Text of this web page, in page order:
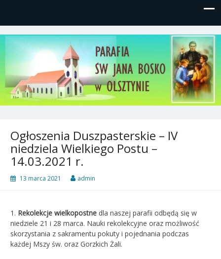
Parafia św, Jana Bosko w
Olsztynie
Gutkowo, ul. Żółkiewskiego 1
Ogłoszenia Duszpasterskie – IV
niedziela Wielkiego Postu –
14.03.2021 r.
13 marca 2021 admin
1. Rekolekcje wielkopostne dla naszej parafii odbędą się w
niedziele 21 i 28 marca. Nauki rekolekcyjne oraz możliwość
skorzystania z sakramentu pokuty i pojednania podczas
każdej Mszy św. oraz Gorzkich Żali.